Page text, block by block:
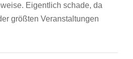
Eigentlich schade, da
größten Veranstaltungen